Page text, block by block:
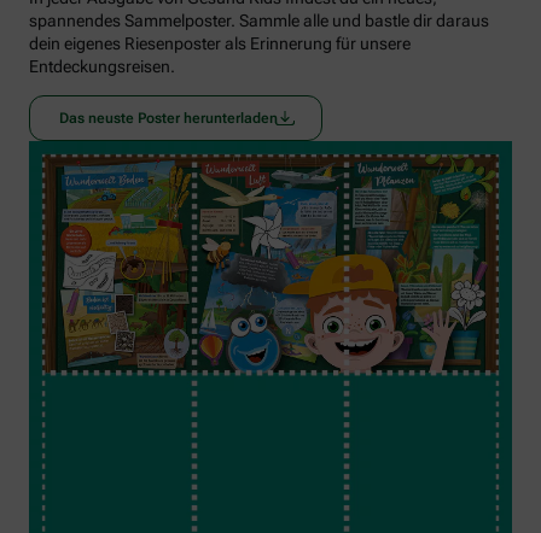
spannendes Sammelposter. Sammle alle und bastle dir daraus
dein eigenes Riesenposter als Erinnerung für unsere
Entdeckungsreisen.
Das neuste Poster herunterladen